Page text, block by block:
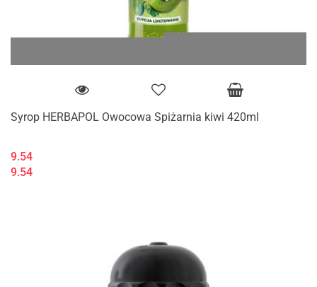
Syrop HERBAPOL Owocowa Spiżarnia kiwi 420ml
9.54
9.54